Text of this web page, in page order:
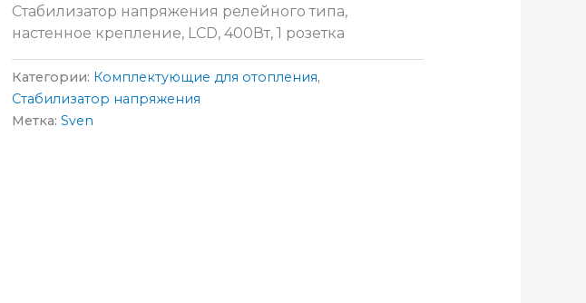
Стабилизатор напряжения релейного типа,
настенное крепление, LCD, 400Вт, 1 розетка
Категории: Комплектующие для отопления,
Стабилизатор напряжения
Метка:Sven